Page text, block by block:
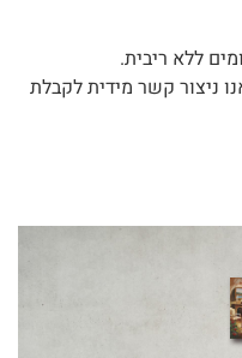
ניצור קשר מידית לקבלת